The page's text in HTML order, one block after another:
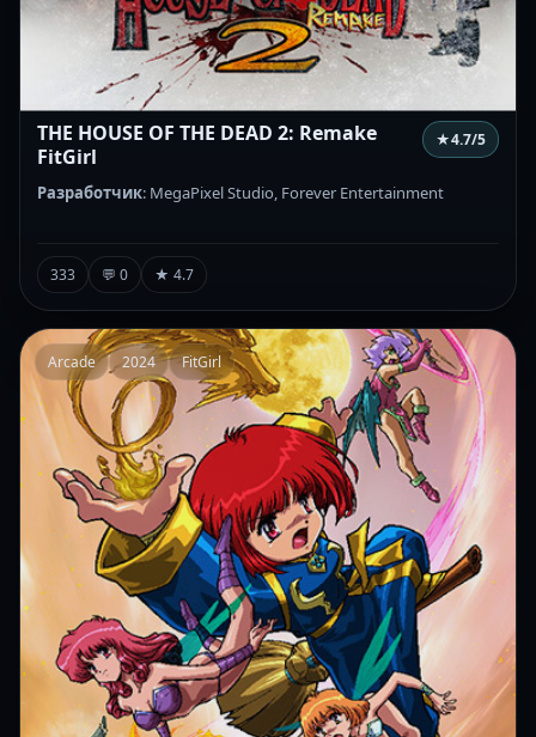
THE HOUSE OF THE DEAD 2: Remake
FitGirl
★4.7/5
Разработчик: MegaPixel Studio, Forever Entertainment
333 💬 0 ★ 4.7
Arcade 2024 FitGirl